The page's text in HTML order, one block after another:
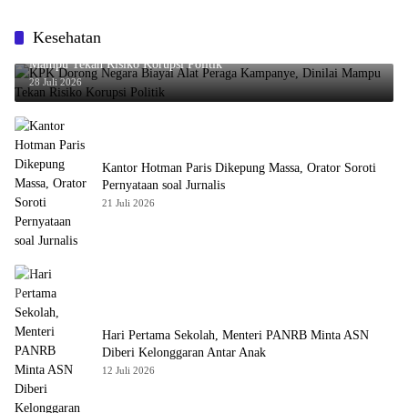
Kesehatan
KPK Dorong Negara Biayai Alat Peraga Kampanye, Dinilai
Mampu Tekan Risiko Korupsi Politik
28 Juli 2026
Kantor Hotman Paris Dikepung Massa, Orator Soroti
Pernyataan soal Jurnalis
21 Juli 2026
Hari Pertama Sekolah, Menteri PANRB Minta ASN
Diberi Kelonggaran Antar Anak
12 Juli 2026